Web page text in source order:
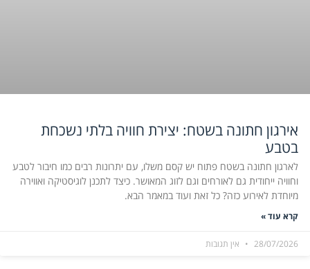
אירגון חתונה בשטח: יצירת חוויה בלתי נשכחת
בטבע
לארגון חתונה בשטח פתוח יש קסם משלו, עם יתרונות רבים כמו חיבור לטבע
וחוויה ייחודית גם לאורחים וגם לזוג המאושר. כיצד לתכנן לוגיסטיקה ואווירה
מיוחדת לאירוע כזה? כל זאת ועוד במאמר הבא.
קרא עוד »
28/07/2026 אין תגובות